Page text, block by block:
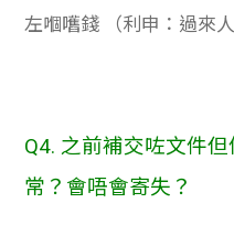
左嗰嚿錢 （利申：過來人
Q4. 之前補交咗文件
常？會唔會寄失？